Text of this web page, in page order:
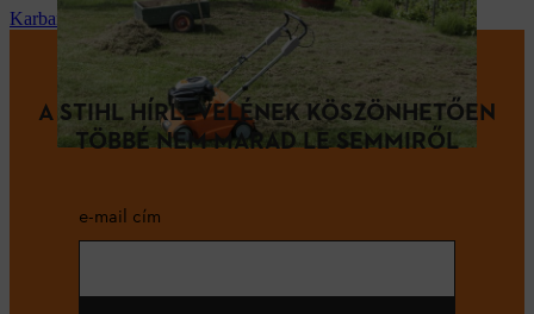
Karbantartás és javítás
A STIHL HÍRLEVELÉNEK KÖSZÖNHETŐEN
TÖBBÉ NEM MARAD LE SEMMIRŐL
e-mail cím